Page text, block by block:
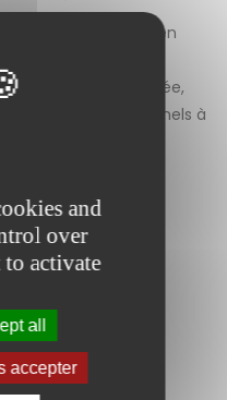
and
over
activate
all
accepter
gestion clé en
de
équipe structurée,
espaces professionnels à
en France.